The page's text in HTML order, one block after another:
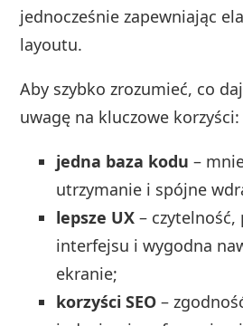
jednocześnie zapewniając
layoutu.
Aby szybko zrozumieć, co
uwagę na kluczowe korzyści:
jedna baza kodu –
utrzymanie i spójne
lepsze UX – czytelność,
interfejsu i wygodna
ekranie;
korzyści SEO –